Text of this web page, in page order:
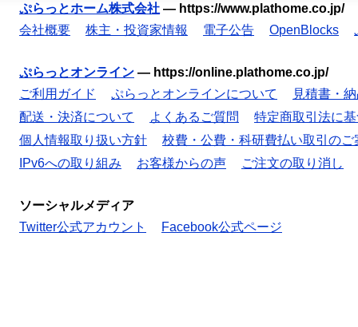
ぷらっとホーム株式会社 — https://www.plathome.co.jp/
会社概要
株主・投資家情報 電子公告 OpenBlocks
ぷらっとオンライン — https://online.plathome.co.jp/
ご利用ガイド
ぷらっとオンラインについて
見積書・
配送・決済について
よくあるご質問
特定商取引法に
個人情報取り扱い方針
校費・公費・科研費払い取引のご
IPv6への取り組み
お客様からの声 ご注文の取り消し
ソーシャルメディア
Twitter公式アカウント
Facebook公式ページ